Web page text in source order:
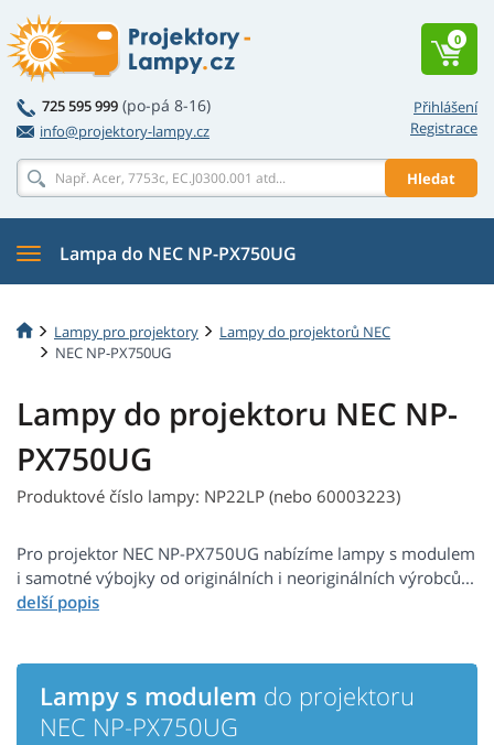
Přihlášení
Registrace
725 595 999 (po-pá 8-16)
info@projektory-lampy.cz
Hledat
0
Lampa do NEC NP-PX750UG
Lampy pro projektory
Lampy do projektorů NEC
NEC NP-PX750UG
Lampy do projektoru NEC NP-
PX750UG
Produktové číslo lampy: NP22LP (nebo 60003223)
Pro projektor NEC NP-PX750UG nabízíme lampy s modulem
i samotné výbojky od originálních i neoriginálních výrobců...
Lampy s modulem do projektoru
NEC NP-PX750UG